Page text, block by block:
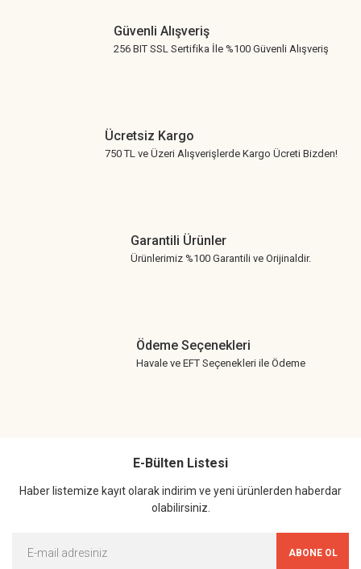
Güvenli Alışveriş
256 BIT SSL Sertifika İle %100 Güvenli Alışveriş
Ücretsiz Kargo
750 TL ve Üzeri Alışverişlerde Kargo Ücreti Bizden!
Garantili Ürünler
Ürünlerimiz %100 Garantili ve Orijinaldir.
Ödeme Seçenekleri
Havale ve EFT Seçenekleri ile Ödeme
E-Bülten Listesi
Haber listemize kayıt olarak indirim ve yeni ürünlerden haberdar
olabilirsiniz.
ABONE OL